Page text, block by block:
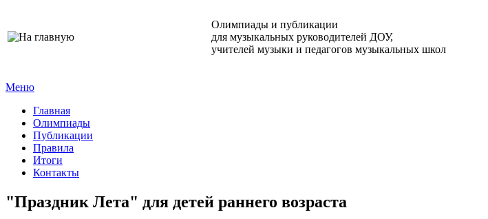
Олимпиады и публикации
для музыкальных руководителей ДОУ,
учителей музыки и педагогов музыкальных школ
Меню
Главная
Олимпиады
Публикации
Правила
Итоги
Контакты
"Праздник Лета" для детей раннего возраста